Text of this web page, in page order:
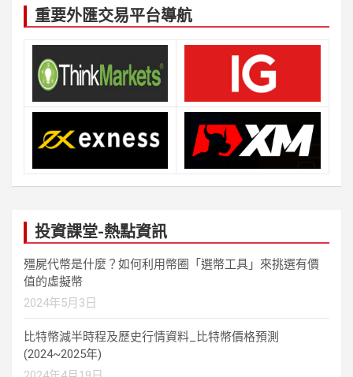
重要外匯交易平台導航
投資課堂-熱點資訊
殭屍代幣是什麼？如何利用幣圈「選幣工具」來挑選有價
值的虛擬幣
2024年5月3日
比特幣減半時程及歷史行情資料_比特幣價格預測
(2024~2025年)